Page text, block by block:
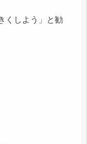
くしよう」と勧